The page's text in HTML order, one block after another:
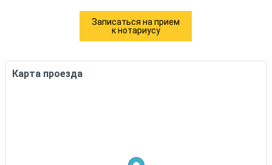
Записаться на прием
к нотариусу
Карта проезда